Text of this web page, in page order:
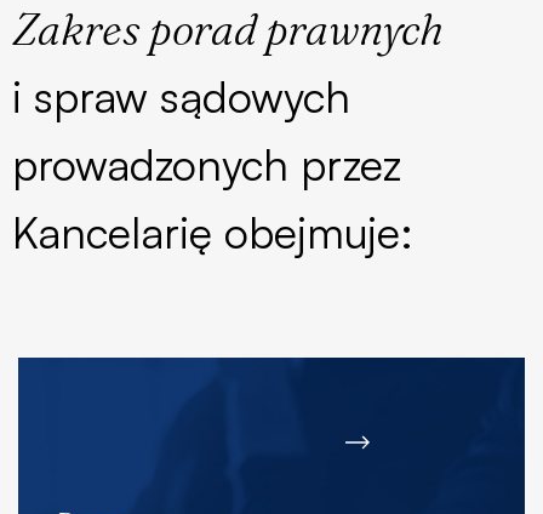
Zakres porad prawnych
i spraw sądowych
prowadzonych przez
Kancelarię obejmuje: